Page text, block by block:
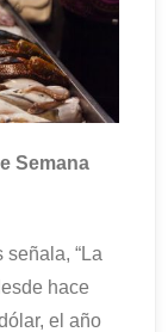
Semana
“La
hace
el año